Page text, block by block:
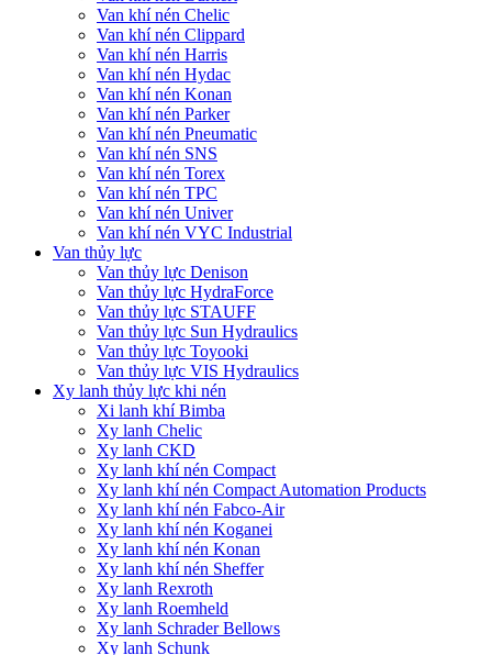
Van khí nén Chelic
Van khí nén Clippard
Van khí nén Harris
Van khí nén Hydac
Van khí nén Konan
Van khí nén Parker
Van khí nén Pneumatic
Van khí nén SNS
Van khí nén Torex
Van khí nén TPC
Van khí nén Univer
Van khí nén VYC Industrial
Van thủy lực
Van thủy lực Denison
Van thủy lực HydraForce
Van thủy lực STAUFF
Van thủy lực Sun Hydraulics
Van thủy lực Toyooki
Van thủy lực VIS Hydraulics
Xy lanh thủy lực khi nén
Xi lanh khí Bimba
Xy lanh Chelic
Xy lanh CKD
Xy lanh khí nén Compact
Xy lanh khí nén Compact Automation Products
Xy lanh khí nén Fabco-Air
Xy lanh khí nén Koganei
Xy lanh khí nén Konan
Xy lanh khí nén Sheffer
Xy lanh Rexroth
Xy lanh Roemheld
Xy lanh Schrader Bellows
Xy lanh Schunk